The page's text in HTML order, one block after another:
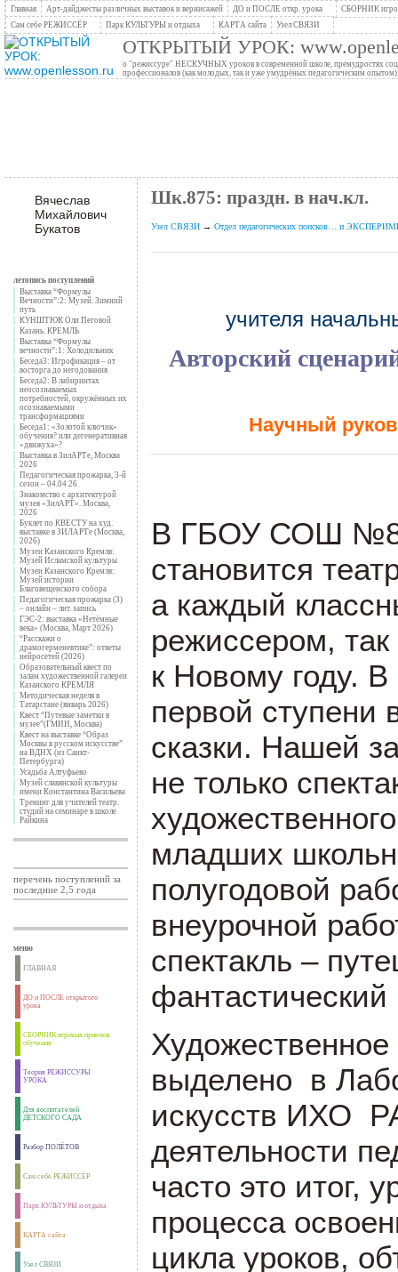
Главная Арт-дайджесты различных выставок и вернисажей ДО и ПОСЛЕ откр. урока
СБОРНИК
Сам себе РЕЖИССЁР
Парк КУЛЬТУРЫ и отдыха КАРТА сайта Узел СВЯЗИ
ОТКРЫТЫЙ УРОК:
о "режиссуре" НЕСКУЧНЫХ уроков в современной школе, премудростях
профессионалов (как молодых, так и уже умудрёных педагогическим опытом)
Вячеслав
Михайлович
Букатов
летопись поступлений
Выставка “Формулы
Вечности”:2: Музей. Зимний
путь
КУНШТЮК Оли Пеговой
Казань. КРЕМЛЬ
Выставка “Формулы
вечности”:1: Холодильник
Беседа3: Игрофикация – от
восторга до негодования
Беседа2: В лабиринтах
неосознаваемых
потребностей, окружённых их
осознаваемыми
трансформациями
Беседа1: «Золотой ключик»
обучения? или дегенеративная
«движуха»?
Выставка в ЗилАРТе, Москва
2026
Педагогическая прожарка, 3-й
сезон – 04.04.26
Знакомство с архитектурой
музея «ЗилАРТ». Москва,
2026
Буклет по КВЕСТУ на худ.
выставке в ЗИЛАРТе (Москва,
2026)
Музеи Казанского Кремля:
Музей Исламской культуры
Музеи Казанского Кремля:
Музей истории
Благовещенского собора
Педагогическая прожарка (3)
– онлайн – лит. запись
ГЭС-2: выставка «Нетёмные
века» (Москва, Март 2026)
“Расскажи о
драмогерменевтике”: ответы
нейросетей (2026)
Образовательный квест по
залам художественной галереи
Казанского КРЕМЛЯ
Методическая неделя в
Татарстане (январь 2026)
Квест “Путевые заметки в
музее”(ГМИИ, Москва)
Квест на выставке “Образ
Москвы в русском искусстве”
на ВДНХ (из Санкт-
Петербурга)
Усадьба Алтуфьево
Музей славянской культуры
имени Константина Васильева
Тренинг для учителей театр.
студий на семинаре в школе
Райкина
перечень поступлений за
последние 2,5 года
меню
ГЛАВНАЯ
ДО и ПОСЛЕ открытого
урока
СБОРНИК игровых приемов
обучения
Теория РЕЖИССУРЫ
УРОКА
Для воспитателей
ДЕТСКОГО САДА
Разбор ПОЛЁТОВ
Сам себе РЕЖИССЁР
Парк КУЛЬТУРЫ и отдыха
КАРТА сайта
Узел СВЯЗИ
Шк.875: праздн. в нач.кл.
Узел СВЯЗИ→ Отдел педагогических поисков… и
учителя
Авторский
Научный
В ГБОУ СОШ
становится
а каждый
режиссером, так
к Новому году.
первой ступени
сказки. Нашей
не только
младших
полугодовой
внеурочной
спектакль –
выделено в
искусств ИХО
деятельности
часто это итог,
процесса
цикла уроков,